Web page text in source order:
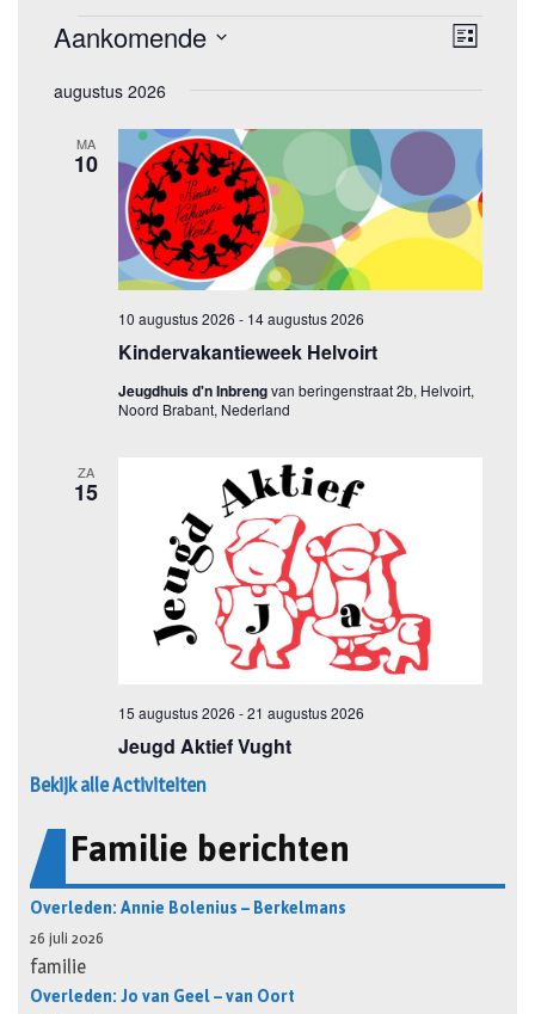
Bekijk alle Activiteiten
Familie berichten
Overleden: Annie Bolenius – Berkelmans
26 juli 2026
familie
Overleden: Jo van Geel – van Oort